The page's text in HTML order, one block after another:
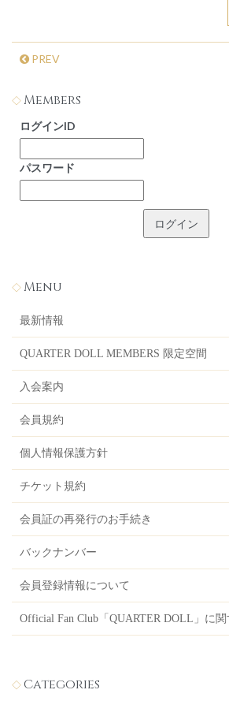
PREV
Members
ログインID
パスワード
Menu
最新情報
QUARTER DOLL MEMBERS 限定空間
入会案内
会員規約
個人情報保護方針
チケット規約
会員証の再発行のお手続き
バックナンバー
会員登録情報について
Official Fan Club「QUARTER DOLL」に
Categories